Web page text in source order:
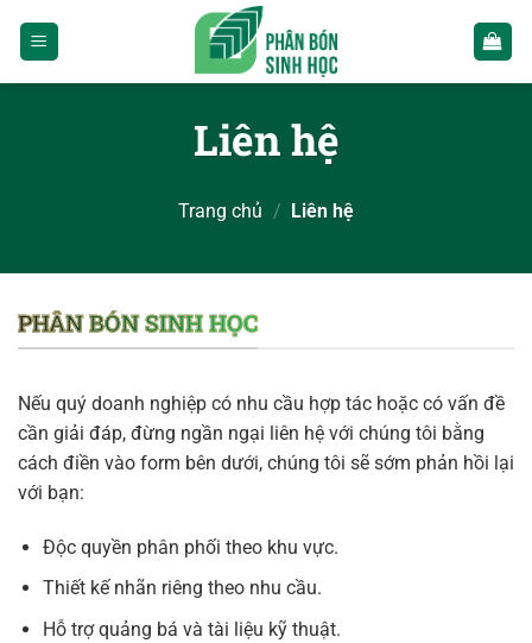
Liên hệ
Trang chủ / Liên hệ
PHÂN BÓN SINH HỌC
Nếu quý doanh nghiệp có nhu cầu hợp tác hoặc có vấn đề
cần giải đáp, đừng ngần ngại liên hệ với chúng tôi bằng
cách điền vào form bên dưới, chúng tôi sẽ sớm phản hồi lại
với bạn:
Độc quyền phân phối theo khu vực.
Thiết kế nhãn riêng theo nhu cầu.
Hỗ trợ quảng bá và tài liệu kỹ thuật.